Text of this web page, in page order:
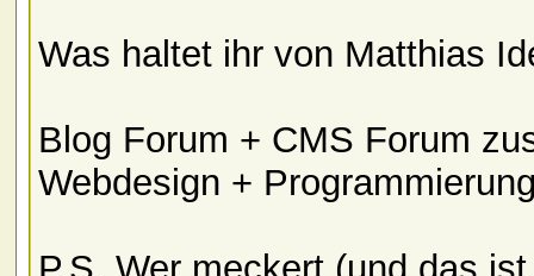
Was haltet ihr von Matthias
Blog Forum + CMS Forum
Webdesign +